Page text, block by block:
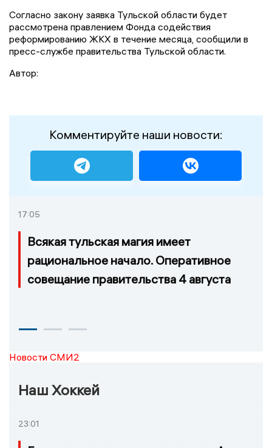
Согласно закону заявка Тульской области будет
рассмотрена правлением Фонда содействия
реформированию ЖКХ в течение месяца, сообщили в
пресс-службе правительства Тульской области.
Автор:
Комментируйте наши новости:
17:05
Всякая тульская магия имеет
рациональное начало. Оперативное
совещание правительства 4 августа
Новости СМИ2
Наш Хоккей
23:01